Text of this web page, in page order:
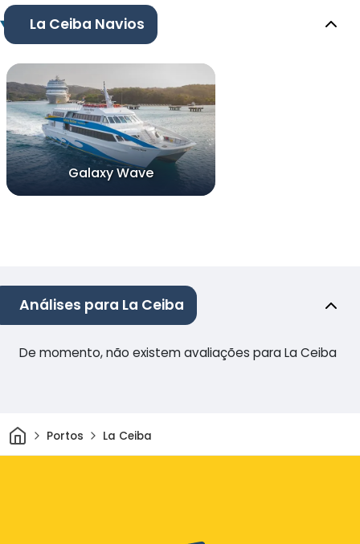
La Ceiba Navios
Galaxy Wave
Análises para La Ceiba
De momento, não existem avaliações para La Ceiba
CasaPortos La Ceiba